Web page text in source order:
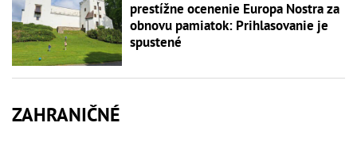
prestížne ocenenie Europa Nostra za
obnovu pamiatok: Prihlasovanie je
spustené
ZAHRANIČNÉ